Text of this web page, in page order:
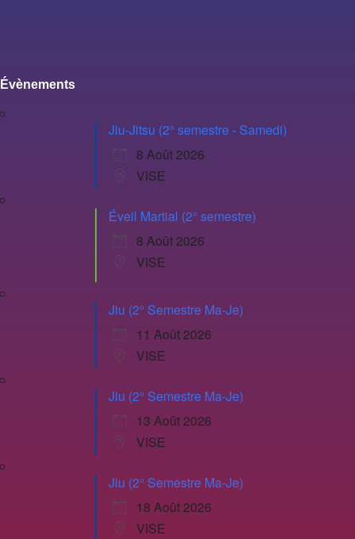
Évènements
Jiu-Jitsu (2° semestre - Samedi)
8 Août 2026
VISE
Éveil Martial (2° semestre)
8 Août 2026
VISE
Jiu (2° Semestre Ma-Je)
11 Août 2026
VISE
Jiu (2° Semestre Ma-Je)
13 Août 2026
VISE
Jiu (2° Semestre Ma-Je)
18 Août 2026
VISE